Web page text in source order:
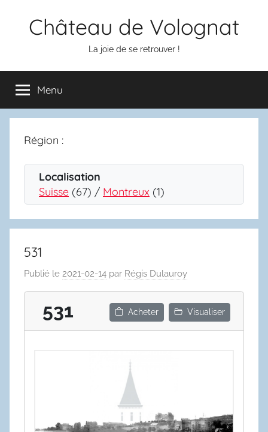
Château de Volognat
La joie de se retrouver !
Menu
Région :
Localisation
Suisse (67) / Montreux (1)
531
Publié le 2021-02-14 par Régis Dulauroy
531 Acheter Visualiser